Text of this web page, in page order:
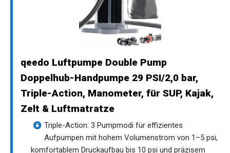
qeedo Luftpumpe Double Pump
Doppelhub-Handpumpe 29 PSI/2,0 bar,
Triple-Action, Manometer, für SUP, Kajak,
Zelt & Luftmatratze
Triple-Action: 3 Pumpmodi für effizientes
Aufpumpen mit hohem Volumenstrom von 1–5 psi,
komfortablem Druckaufbau bis 10 psi und präzisem